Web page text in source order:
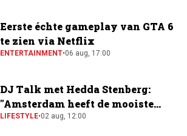
Eerste échte gameplay van GTA 6
te zien via Netflix
ENTERTAINMENT•06 aug, 17:00
DJ Talk met Hedda Stenberg:
"Amsterdam heeft de mooiste
festivalscene van Europa"
LIFESTYLE•02 aug, 12:00